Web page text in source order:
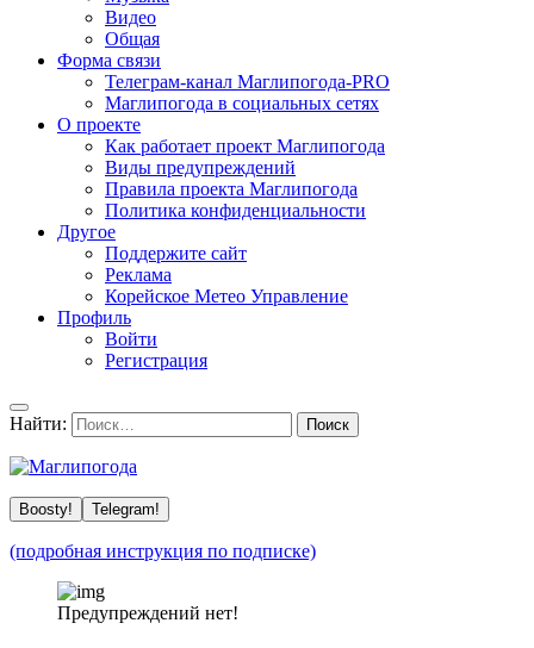
Видео
Общая
Форма связи
Телеграм-канал Маглипогода-PRO
Маглипогода в социальных сетях
О проекте
Как работает проект Маглипогода
Виды предупреждений
Правила проекта Маглипогода
Политика конфиденциальности
Другое
Поддержите сайт
Реклама
Корейское Метео Управление
Профиль
Войти
Регистрация
Найти:
Boosty! Telegram!
(подробная инструкция по подписке)
Предупреждений нет!